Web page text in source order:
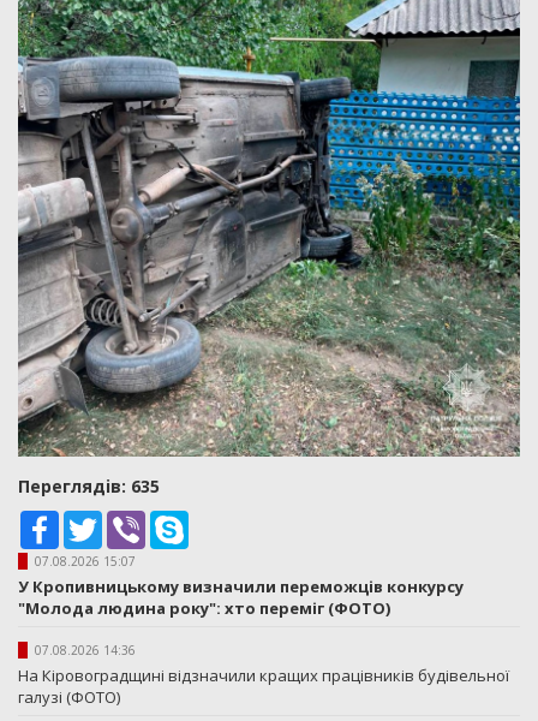
Переглядiв: 635
Facebook
TwitterViber
07.08.2026 15:07
У Кропивницькому визначили переможців конкурсу
"Молода людина року": хто переміг (ФОТО)
07.08.2026 14:36
На Кіровоградщині відзначили кращих працівників будівельної
галузі (ФОТО)